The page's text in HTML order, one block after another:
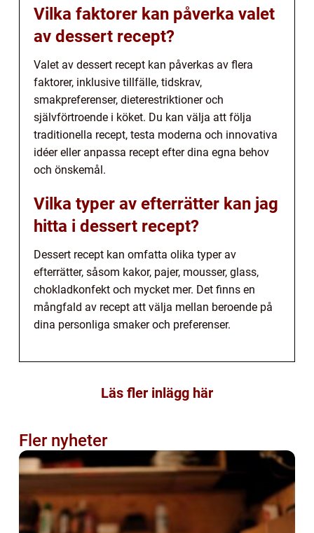
Vilka faktorer kan påverka valet
av dessert recept?
Valet av dessert recept kan påverkas av flera
faktorer, inklusive tillfälle, tidskrav,
smakpreferenser, dieterestriktioner och
självförtroende i köket. Du kan välja att följa
traditionella recept, testa moderna och innovativa
idéer eller anpassa recept efter dina egna behov
och önskemål.
Vilka typer av efterrätter kan jag
hitta i dessert recept?
Dessert recept kan omfatta olika typer av
efterrätter, såsom kakor, pajer, mousser, glass,
chokladkonfekt och mycket mer. Det finns en
mångfald av recept att välja mellan beroende på
dina personliga smaker och preferenser.
Läs fler inlägg här
Fler nyheter